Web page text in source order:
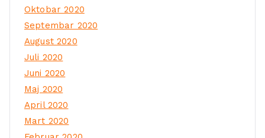
Oktobar 2020
Septembar 2020
August 2020
Juli 2020
Juni 2020
Maj 2020
April 2020
Mart 2020